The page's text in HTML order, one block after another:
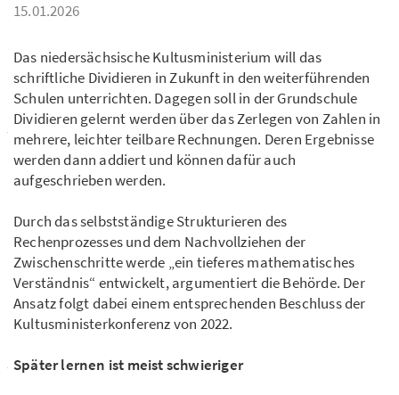
15.01.2026
Das niedersächsische Kultusministerium will das
schriftliche Dividieren in Zukunft in den weiterführenden
Schulen unterrichten. Dagegen soll in der Grundschule
Dividieren gelernt werden über das Zerlegen von Zahlen in
mehrere, leichter teilbare Rechnungen. Deren Ergebnisse
werden dann addiert und können dafür auch
aufgeschrieben werden.
Durch das selbstständige Strukturieren des
Rechenprozesses und dem Nachvollziehen der
Zwischenschritte werde „ein tieferes mathematisches
Verständnis“ entwickelt, argumentiert die Behörde. Der
Ansatz folgt dabei einem entsprechenden Beschluss der
Kultusministerkonferenz von 2022.
Später lernen ist meist schwieriger